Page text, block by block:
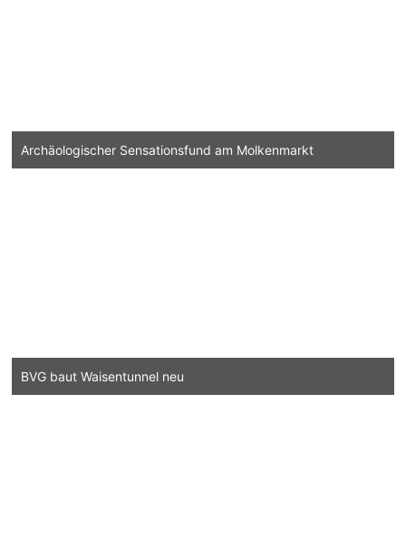
Archäologischer Sensationsfund am Molkenmarkt
BVG baut Waisentunnel neu